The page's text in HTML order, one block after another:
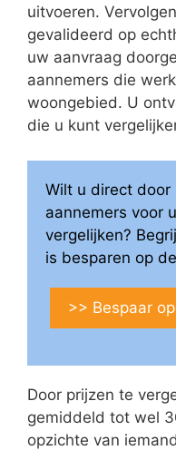
uitvoeren.
gevalideerd op
uw aanvraag
aannemers die
woongebied. U
die u kunt
Wilt u direct
aannemers voor
vergelijken?
is besparen op
>> Bespaar
Door prijzen te
gemiddeld tot wel
opzichte van